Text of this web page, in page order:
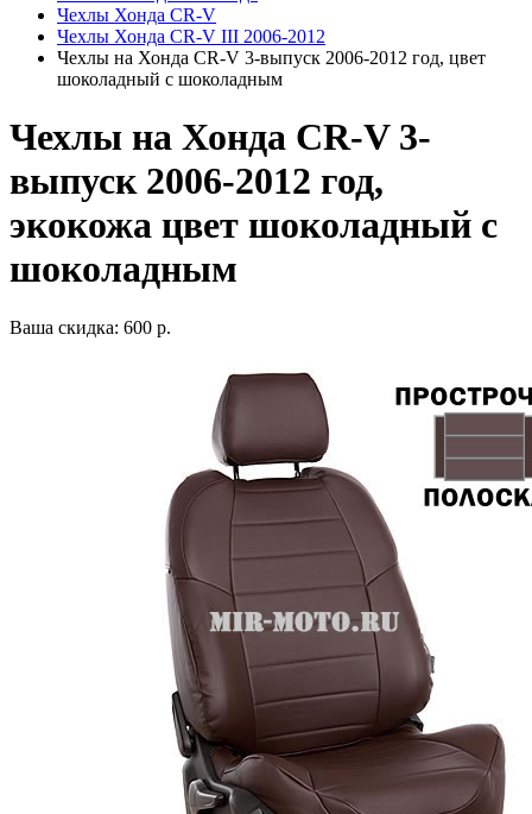
Чехлы Хонда CR-V
Чехлы Хонда CR-V III 2006-2012
Чехлы на Хонда CR-V 3-выпуск 2006-2012 год, цвет
шоколадный с шоколадным
Чехлы на Хонда CR-V 3-
выпуск 2006-2012 год,
экокожа цвет шоколадный с
шоколадным
Ваша скидка: 600 р.